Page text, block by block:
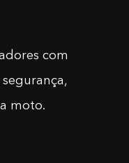
com
moto.